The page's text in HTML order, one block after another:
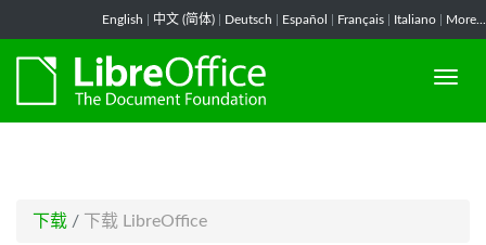
English 中文 (简体) Deutsch Español Français Italiano More...
下载 / 下载 LibreOffice